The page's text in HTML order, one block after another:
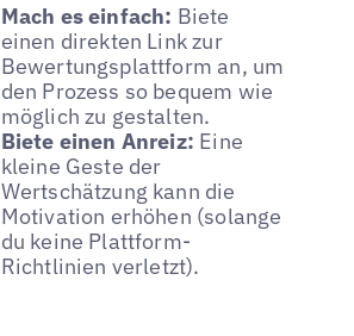
Mach es einfach: Biete
einen direkten Link zur
Bewertungsplattform an, um
den Prozess so bequem wie
möglich zu gestalten.
Biete einen Anreiz: Eine
kleine Geste der
Wertschätzung kann die
Motivation erhöhen (solange
du keine Plattform-
Richtlinien verletzt).